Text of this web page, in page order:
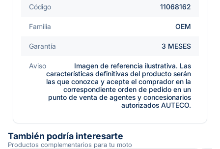
Código 11068162
Familia OEM
Garantía 3 MESES
Aviso
Imagen de referencia ilustrativa. Las
características definitivas del producto serán
las que conozca y acepte el comprador en la
correspondiente orden de pedido en un
punto de venta de agentes y concesionarios
autorizados AUTECO.
También podría interesarte
Productos complementarios para tu moto